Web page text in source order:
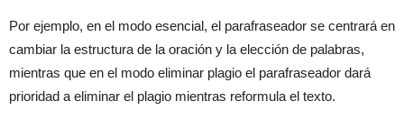
Por ejemplo, en el modo esencial, el parafraseador se centrará en
cambiar la estructura de la oración y la elección de palabras,
mientras que en el modo eliminar plagio el parafraseador dará
prioridad a eliminar el plagio mientras reformula el texto.